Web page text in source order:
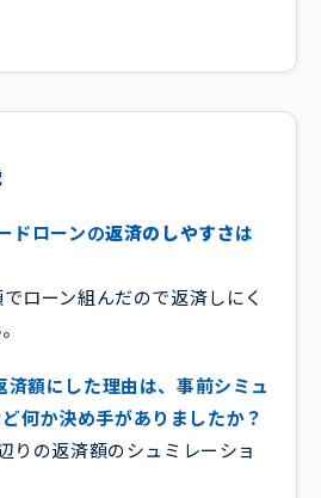
ドローンの返済のしやすさは
ローン組んだので返済しにく
済額にした理由は、事前シミュ
何か決め手がありましたか？
りの返済額のシュミレーショ